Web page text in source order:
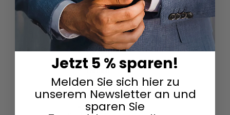
Smartwatches
Damen
Herren
Solaruhren
Herren
Damen
Sportuhren
Damen
Herren
Swarovski & Edelsteine
Damen
Herren
Jetzt 5 % sparen!
Melden Sie sich hier zu
unserem Newsletter an und
sparen Sie